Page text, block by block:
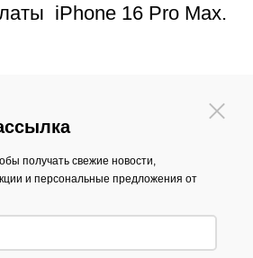
iPhone 16 Pro Max.
получать свежие новости,
и персональные предложения от